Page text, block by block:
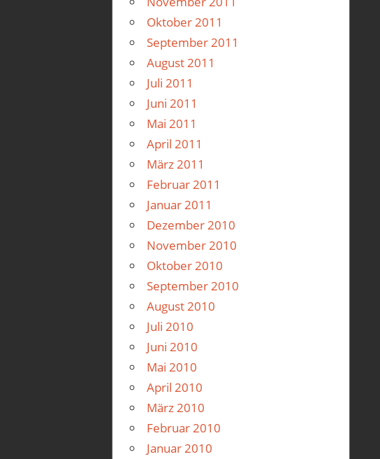
Oktober 2011
September 2011
August 2011
Juli 2011
Juni 2011
Mai 2011
April 2011
März 2011
Februar 2011
Januar 2011
Dezember 2010
November 2010
Oktober 2010
September 2010
August 2010
Juli 2010
Juni 2010
Mai 2010
April 2010
März 2010
Februar 2010
Januar 2010